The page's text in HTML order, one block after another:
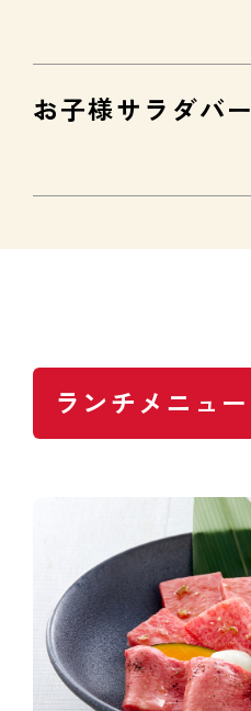
お子様サラダバー
ランチメニュー